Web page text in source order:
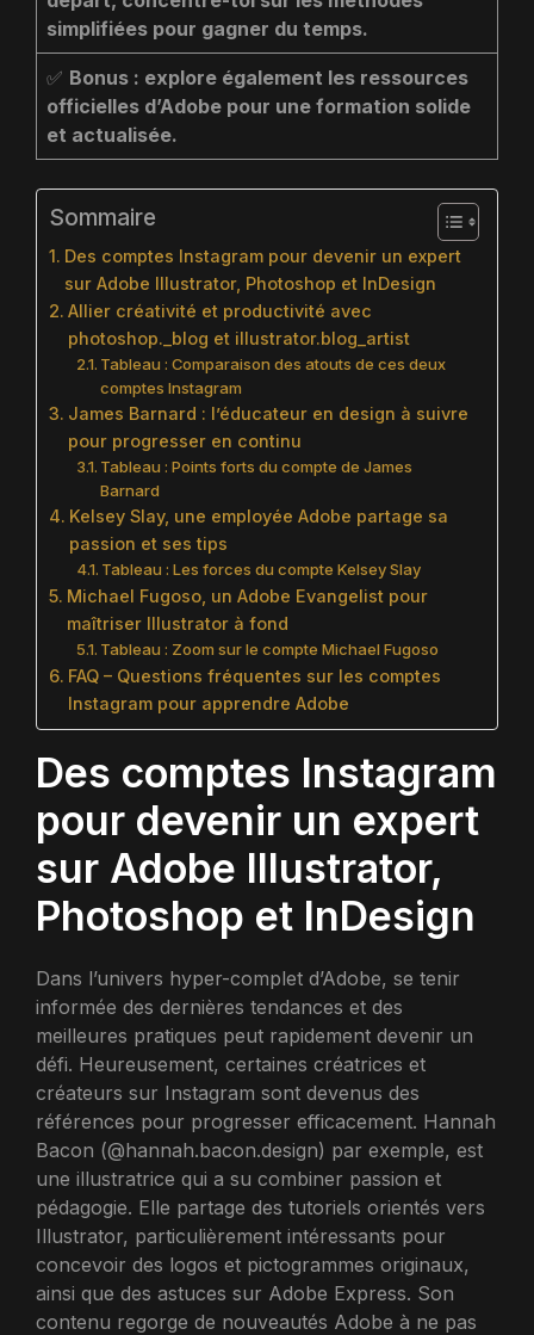
simplifiées pour gagner du temps.
✅ Bonus : explore également les ressources
officielles d’Adobe pour une formation solide
et actualisée.
Sommaire
Des comptes Instagram pour devenir un expert
sur Adobe Illustrator, Photoshop et InDesign
Allier créativité et productivité avec
photoshop._blog et illustrator.blog_artist
Tableau : Comparaison des atouts de ces deux
comptes Instagram
James Barnard : l’éducateur en design à suivre
pour progresser en continu
Tableau : Points forts du compte de James
Barnard
Kelsey Slay, une employée Adobe partage sa
passion et ses tips
Tableau : Les forces du compte Kelsey Slay
Michael Fugoso, un Adobe Evangelist pour
maîtriser Illustrator à fond
Tableau : Zoom sur le compte Michael Fugoso
FAQ – Questions fréquentes sur les comptes
Instagram pour apprendre Adobe
Des comptes Instagram
pour devenir un expert
sur Adobe Illustrator,
Photoshop et InDesign
Dans l’univers hyper-complet d’Adobe, se tenir
informée des dernières tendances et des
meilleures pratiques peut rapidement devenir un
défi. Heureusement, certaines créatrices et
créateurs sur Instagram sont devenus des
références pour progresser efficacement. Hannah
Bacon (@hannah.bacon.design) par exemple, est
une illustratrice qui a su combiner passion et
pédagogie. Elle partage des tutoriels orientés vers
Illustrator, particulièrement intéressants pour
concevoir des logos et pictogrammes originaux,
ainsi que des astuces sur Adobe Express. Son
contenu regorge de nouveautés Adobe à ne pas